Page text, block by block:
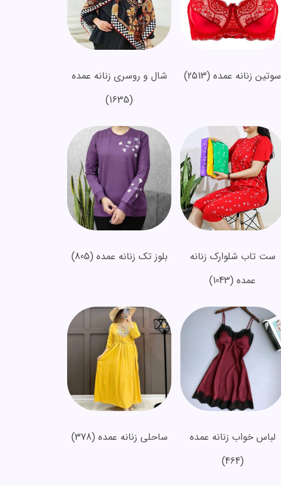
سوتین زنانه عمده (2513)
شال و روسری زنانه عمده
(1635)
ست تاب شلوارک زنانه
عمده (1043)
بلوز تک زنانه عمده (805)
لباس خواب زنانه عمده
(464)
ساحلی زنانه عمده (378)